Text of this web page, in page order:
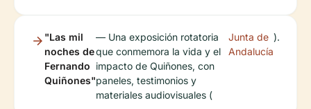
"Las mil
noches de
Fernando
Quiñones"
— Una exposición rotatoria
que conmemora la vida y el
impacto de Quiñones, con
paneles, testimonios y
materiales audiovisuales (
Junta de
Andalucía
).